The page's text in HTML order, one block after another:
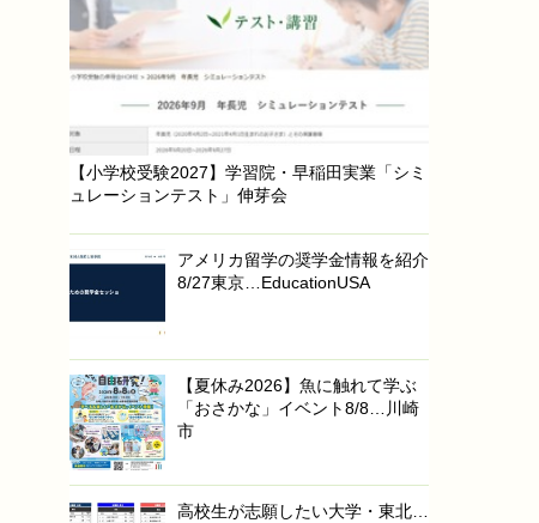
【小学校受験2027】学習院・早稲田実業「シミ
ュレーションテスト」伸芽会
アメリカ留学の奨学金情報を紹介
8/27東京…EducationUSA
【夏休み2026】魚に触れて学ぶ
「おさかな」イベント8/8…川崎
市
高校生が志願したい大学・東北…